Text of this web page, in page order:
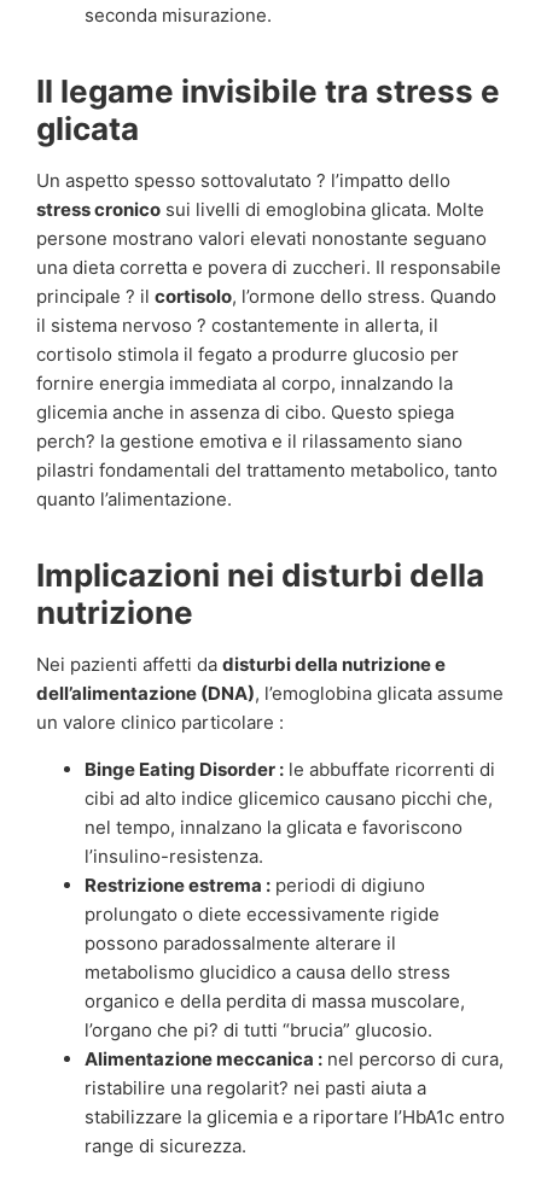
seconda misurazione.
Il legame invisibile tra stress e
glicata
Un aspetto spesso sottovalutato ? l’impatto dello
stress cronico sui livelli di emoglobina glicata. Molte
persone mostrano valori elevati nonostante seguano
una dieta corretta e povera di zuccheri. Il responsabile
principale ? il cortisolo, l’ormone dello stress. Quando
il sistema nervoso ? costantemente in allerta, il
cortisolo stimola il fegato a produrre glucosio per
fornire energia immediata al corpo, innalzando la
glicemia anche in assenza di cibo. Questo spiega
perch? la gestione emotiva e il rilassamento siano
pilastri fondamentali del trattamento metabolico, tanto
quanto l’alimentazione.
Implicazioni nei disturbi della
nutrizione
Nei pazienti affetti da disturbi della nutrizione e
dell’alimentazione (DNA), l’emoglobina glicata assume
un valore clinico particolare :
Binge Eating Disorder : le abbuffate ricorrenti di
cibi ad alto indice glicemico causano picchi che,
nel tempo, innalzano la glicata e favoriscono
l’insulino-resistenza.
Restrizione estrema : periodi di digiuno
prolungato o diete eccessivamente rigide
possono paradossalmente alterare il
metabolismo glucidico a causa dello stress
organico e della perdita di massa muscolare,
l’organo che pi? di tutti “brucia” glucosio.
Alimentazione meccanica : nel percorso di cura,
ristabilire una regolarit? nei pasti aiuta a
stabilizzare la glicemia e a riportare l’HbA1c entro
range di sicurezza.